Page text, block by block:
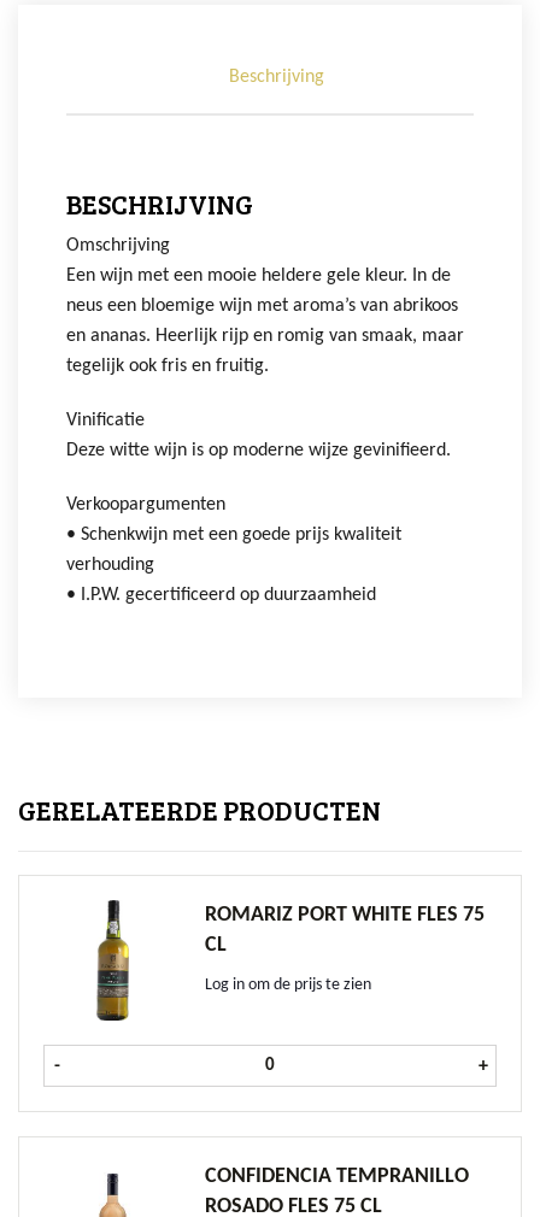
Beschrijving
BESCHRIJVING
Omschrijving
Een wijn met een mooie heldere gele kleur. In de
neus een bloemige wijn met aroma’s van abrikoos
en ananas. Heerlijk rijp en romig van smaak, maar
tegelijk ook fris en fruitig.
Vinificatie
Deze witte wijn is op moderne wijze gevinifieerd.
Verkoopargumenten
• Schenkwijn met een goede prijs kwaliteit
verhouding
• I.P.W. gecertificeerd op duurzaamheid
GERELATEERDE PRODUCTEN
ROMARIZ PORT WHITE FLES 75
CL
Log in om de prijs te zien
- Romariz Port White fles 75 cl
+
CONFIDENCIA TEMPRANILLO
ROSADO FLES 75 CL